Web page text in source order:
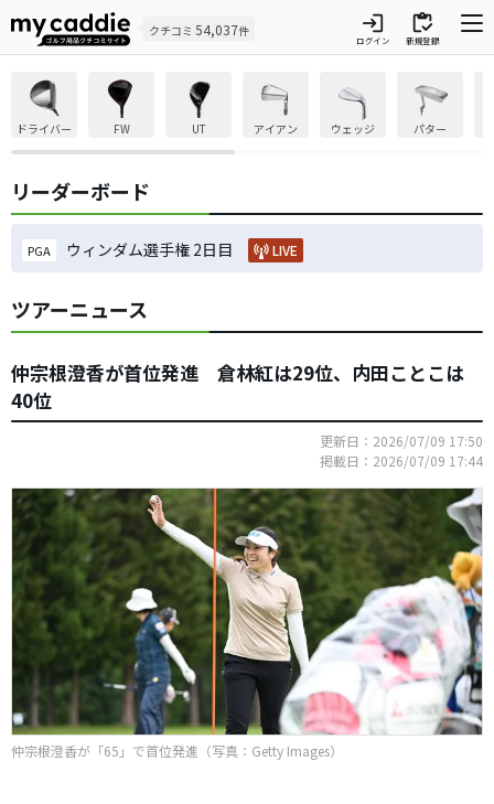
クチコミ 54,037件 login
ログイン
inventory
新規登録
ドライバー FW UT アイアン ウェッジ パター
リーダーボード
PGA ウィンダム選手権 2日目 LIVE
ツアーニュース
仲宗根澄香が首位発進 倉林紅は29位、内田ことこは
40位
更新日：2026/07/09 17:50
掲載日：2026/07/09 17:44
仲宗根澄香が「65」で首位発進（写真：Getty Images）